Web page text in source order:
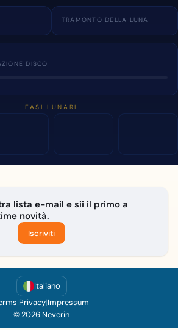
TRAMONTO DELLA LUNA
DISCO
FASI LUNARI
lista e-mail e sii il primo a
novità.
Iscriviti
Italiano
|Privacy|Impressum
© 2026 Neverin